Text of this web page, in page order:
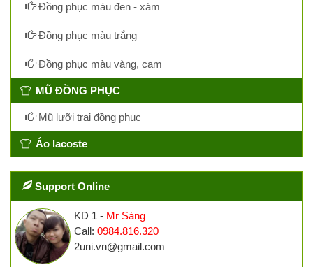
Đồng phục màu đen - xám
Đồng phục màu trắng
Đồng phục màu vàng, cam
MŨ ĐỒNG PHỤC
Mũ lưỡi trai đồng phục
Áo lacoste
Support Online
KD 1 - Mr Sáng
Call: 0984.816.320
2uni.vn@gmail.com